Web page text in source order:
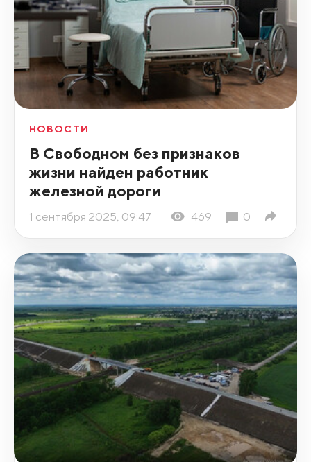
НОВОСТИ
В Свободном без признаков
жизни найден работник
железной дороги
1 сентября 2025, 09:47 469 0